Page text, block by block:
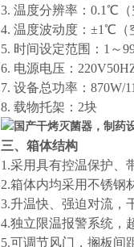
3. 温度分辨率：0.1℃
4. 温度波动度：±1℃（
5. 时间设定范围：1～
6. 电源电压：
7. 设备总功率：870W/
8. 载物托架：2块
三、箱体结构
1.采用具有控温保护、
2.箱体内均采用不锈钢
3.升温快、强迫对流，
4.独立限温报警系统，
5.可调节风门，搁板间